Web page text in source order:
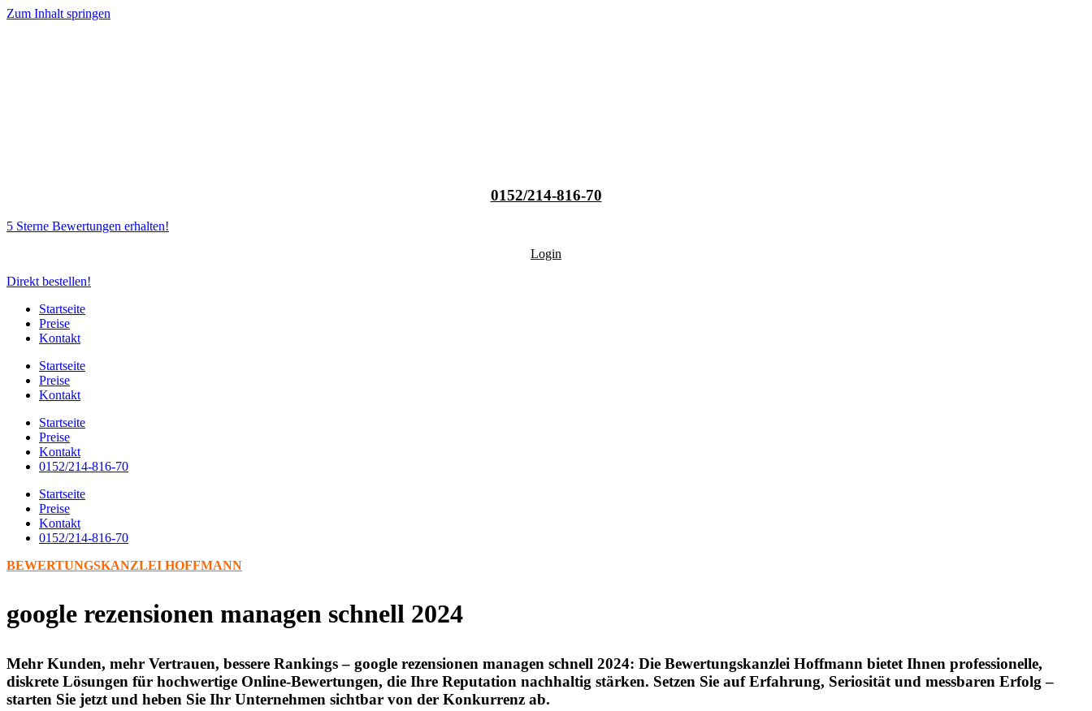
Zum Inhalt springen
0152/214-816-70
5 Sterne Bewertungen erhalten!
Login
Direkt bestellen!
Startseite
Preise
Kontakt
Startseite
Preise
Kontakt
Startseite
Preise
Kontakt
0152/214-816-70
Startseite
Preise
Kontakt
0152/214-816-70
BEWERTUNGSKANZLEI HOFFMANN
google rezensionen managen schnell 2024
Mehr Kunden, mehr Vertrauen, bessere Rankings – google rezensionen managen schnell 2024: Die Bewertungskanzlei Hoffmann bietet Ihnen professionelle,
diskrete Lösungen für hochwertige Online-Bewertungen, die Ihre Reputation nachhaltig stärken. Setzen Sie auf Erfahrung, Seriosität und messbaren Erfolg –
starten Sie jetzt und heben Sie Ihr Unternehmen sichtbar von der Konkurrenz ab.